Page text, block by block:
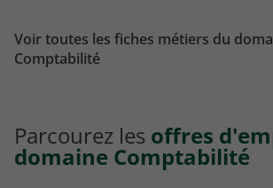
Voir toutes les fiches métiers du
Comptabilité
Parcourez les offres
domaine Comptabilité